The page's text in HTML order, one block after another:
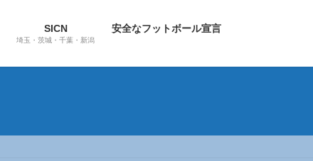
SICN
埼玉・茨城・千葉・新潟
安全なフットボール宣言